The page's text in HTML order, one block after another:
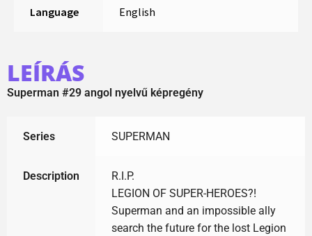
Language English
LEÍRÁS
Superman #29 angol nyelvű képregény
Series SUPERMAN
Description
R.I.P.
LEGION OF SUPER-HEROES?!
Superman and an impossible ally
search the future for the lost Legion